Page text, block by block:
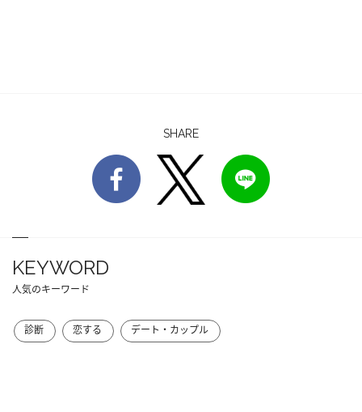
SHARE
KEYWORD
人気のキーワード
診断 恋する デート・カップル